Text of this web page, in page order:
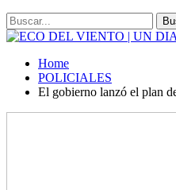
Home
POLICIALES
El gobierno lanzó el plan